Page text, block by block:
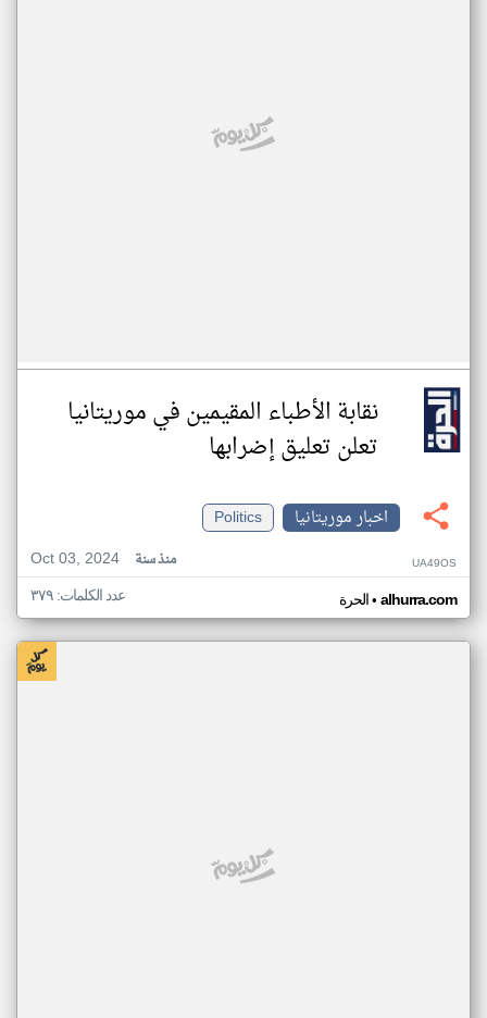
نقابة الأطباء المقيمين في موريتانيا
تعلن تعليق إضرابها
اخبار موريتانيا
Politics
Oct 03, 2024
منذ سنة UA49OS
الحرة• alhurra.com عدد الكلمات: ٣٧٩